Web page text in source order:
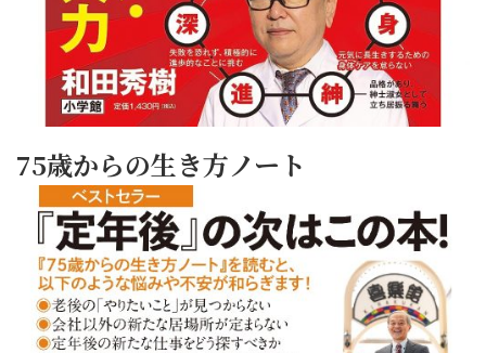
75歳からの生き方ノート